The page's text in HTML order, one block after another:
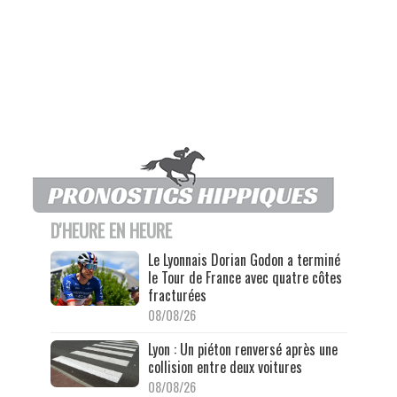
D'HEURE EN HEURE
Le Lyonnais Dorian Godon a terminé
le Tour de France avec quatre côtes
fracturées
08/08/26
Lyon : Un piéton renversé après une
collision entre deux voitures
08/08/26